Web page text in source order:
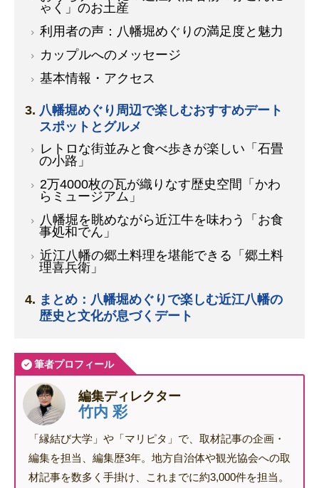
ゃく」のお土産
利用者の声：八幡堀めぐりの満足度と魅力
カップルへのメッセージ
基本情報・アクセス
八幡堀めぐり周辺で楽しむおすすめデート
スポットとグルメ
レトロな街並みと食べ歩きが楽しい「石畳
の小路」
2万4000枚の瓦が織りなす歴史空間「かわ
らミュージアム」
八幡堀を眺めながら近江牛を味わう「お食
事処和でん」
近江八幡の郷土料理を堪能できる「郷土料
理喜兵衛」
まとめ：八幡堀めぐりで楽しむ近江八幡の
歴史と文化が息づくデート
筆者プロフィール
編集ディレクター
竹内 彩
「縁結び大学」や「マリピタ」で、取材記事の企画・
編集を担当、編集歴3年。地方自治体や観光協会への取
材記事を数多く手掛け、これまでに約3,000件を担当。